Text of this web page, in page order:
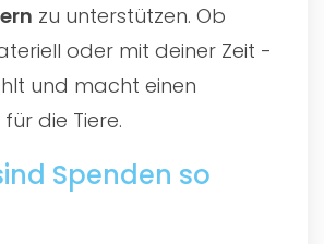
zu unterstützen. Ob
oder mit deiner Zeit -
und macht einen
die Tiere.
Spenden so